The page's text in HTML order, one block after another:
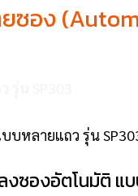
ซอง
บหลายแถว รุ่น
งซองอัตโนมัติ แ